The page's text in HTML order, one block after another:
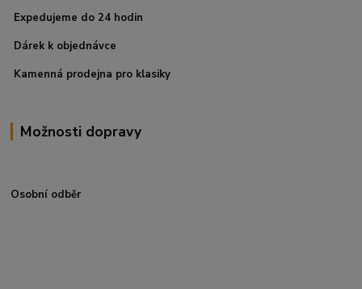
Expedujeme do 24 hodin
Dárek k objednávce
Kamenná prodejna pro klasiky
Možnosti dopravy
Osobní odběr